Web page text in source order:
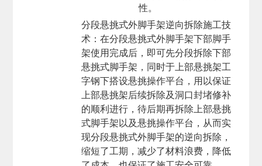
性。
分段悬挑式外脚手架逆向拆除施工技
术 ：在分段悬挑式外脚手架下部脚手
架使用完成后，即可先分段拆除下部
悬挑式脚手架，同时于上部悬挑架工
字钢下搭设悬挑操作平台，用以保证
上部悬挑架后续拆除及洞口封堵修补
的顺利进行，待后期再拆除上部悬挑
式脚手架以及悬挑操作平台，从而实
现分段悬挑式外脚手架的逆向拆除，
缩短了工期，减少了材料浪费，降低